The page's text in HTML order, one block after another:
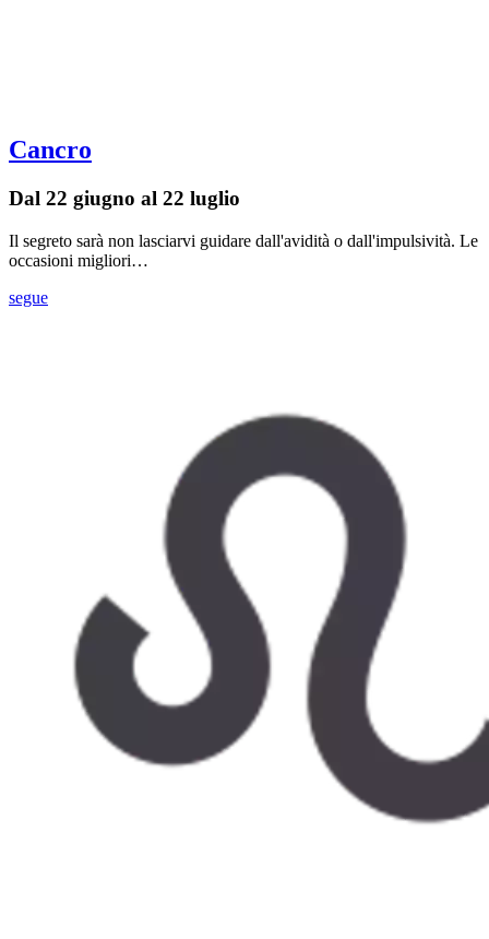
Cancro
Dal 22 giugno al 22 luglio
Il segreto sarà non lasciarvi guidare dall'avidità o dall'impulsività. Le
occasioni migliori…
segue